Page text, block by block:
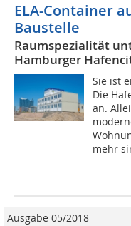
ELA-Container
Baustelle
Raumspezialität
Hamburger
Sie ist
Die
an.
mehr
Ausgabe 05/2018